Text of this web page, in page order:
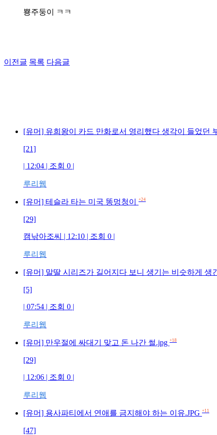
뿅주둥이 ㅋㅋ
이전글 목록 다음글
[유머] 유희왕이 카드 만화로서 영리했다 생각이 들었던
[21]
| 12:04 | 조회 0 |
루리웹
[유머] 테슬라 타는 미국 똥멍청이 +24
[29]
캠낚아조씨 | 12:10 | 조회 0 |
루리웹
[유머] 말딸 시리즈가 길어지다 보니 생기는 비슷하게 생
[5]
| 07:54 | 조회 0 |
루리웹
[유머] 만우절에 싸대기 맞고 돈 나간 썰.jpg +18
[29]
| 12:06 | 조회 0 |
루리웹
[유머] 용사파티에서 연애를 금지해야 하는 이유.JPG +11
[47]